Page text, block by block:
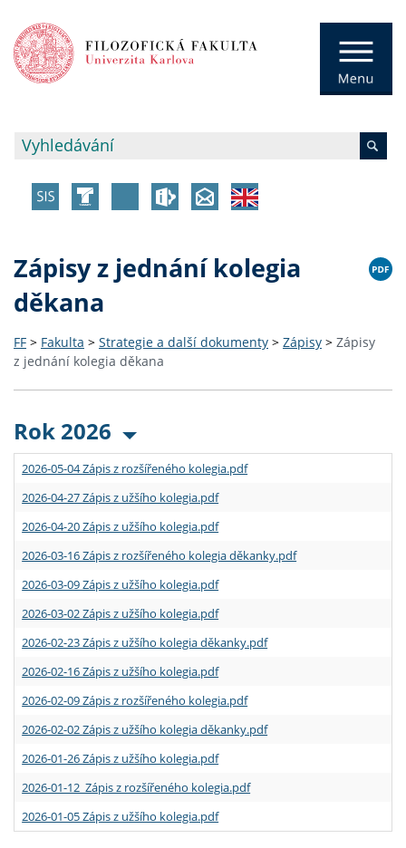
Zápisy z jednání kolegia
děkana
FF > Fakulta > Strategie a další dokumenty > Zápisy > Zápisy
z jednání kolegia děkana
Rok 2026
2026-05-04 Zápis z rozšířeného kolegia.pdf
2026-04-27 Zápis z užšího kolegia.pdf
2026-04-20 Zápis z užšího kolegia.pdf
2026-03-16 Zápis z rozšířeného kolegia děkanky.pdf
2026-03-09 Zápis z užšího kolegia.pdf
2026-03-02 Zápis z užšího kolegia.pdf
2026-02-23 Zápis z užšího kolegia děkanky.pdf
2026-02-16 Zápis z užšího kolegia.pdf
2026-02-09 Zápis z rozšířeného kolegia.pdf
2026-02-02 Zápis z užšího kolegia děkanky.pdf
2026-01-26 Zápis z užšího kolegia.pdf
2026-01-12 Zápis z rozšířeného kolegia.pdf
2026-01-05 Zápis z užšího kolegia.pdf